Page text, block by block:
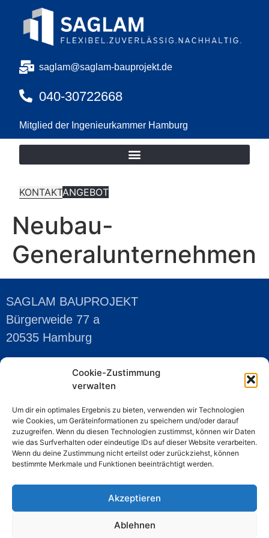
Cookie-Zustimmung
verwalten
Um dir ein optimales Ergebnis zu bieten, verwenden wir Technologien
wie Cookies, um Geräteinformationen zu speichern und/oder darauf
zuzugreifen. Wenn du diesen Technologien zustimmst, können wir Daten
wie das Surfverhalten oder eindeutige IDs auf dieser Website verarbeiten.
Wenn du deine Zustimmung nicht erteilst oder zurückziehst, können
bestimmte Merkmale und Funktionen beeinträchtigt werden.
Akzeptieren
Ablehnen
saglam@saglam-bauprojekt.de
040-30722668
Mitglied der Ingenieurkammer Hamburg
KONTAKTANGEBOT
Neubau-
Generalunternehmen
SAGLAM BAUPROJEKT
Bürgerweide 77 a
20535 Hamburg
Mobil:0176-43366915
E-Mail:saglam@saglam-bauprojekt.de